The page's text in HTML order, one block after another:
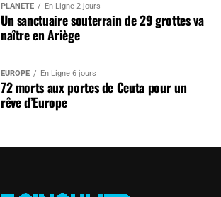
PLANÈTE En Ligne 2 jours
Un sanctuaire souterrain de 29 grottes va
naître en Ariège
EUROPE En Ligne 6 jours
72 morts aux portes de Ceuta pour un
rêve d’Europe